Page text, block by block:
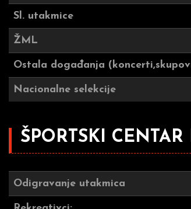
Sl. utakmice
ŽML
Ostala događanja
Nacionalne selekcije
ŠPORTSKI
Odigravanje utakmica